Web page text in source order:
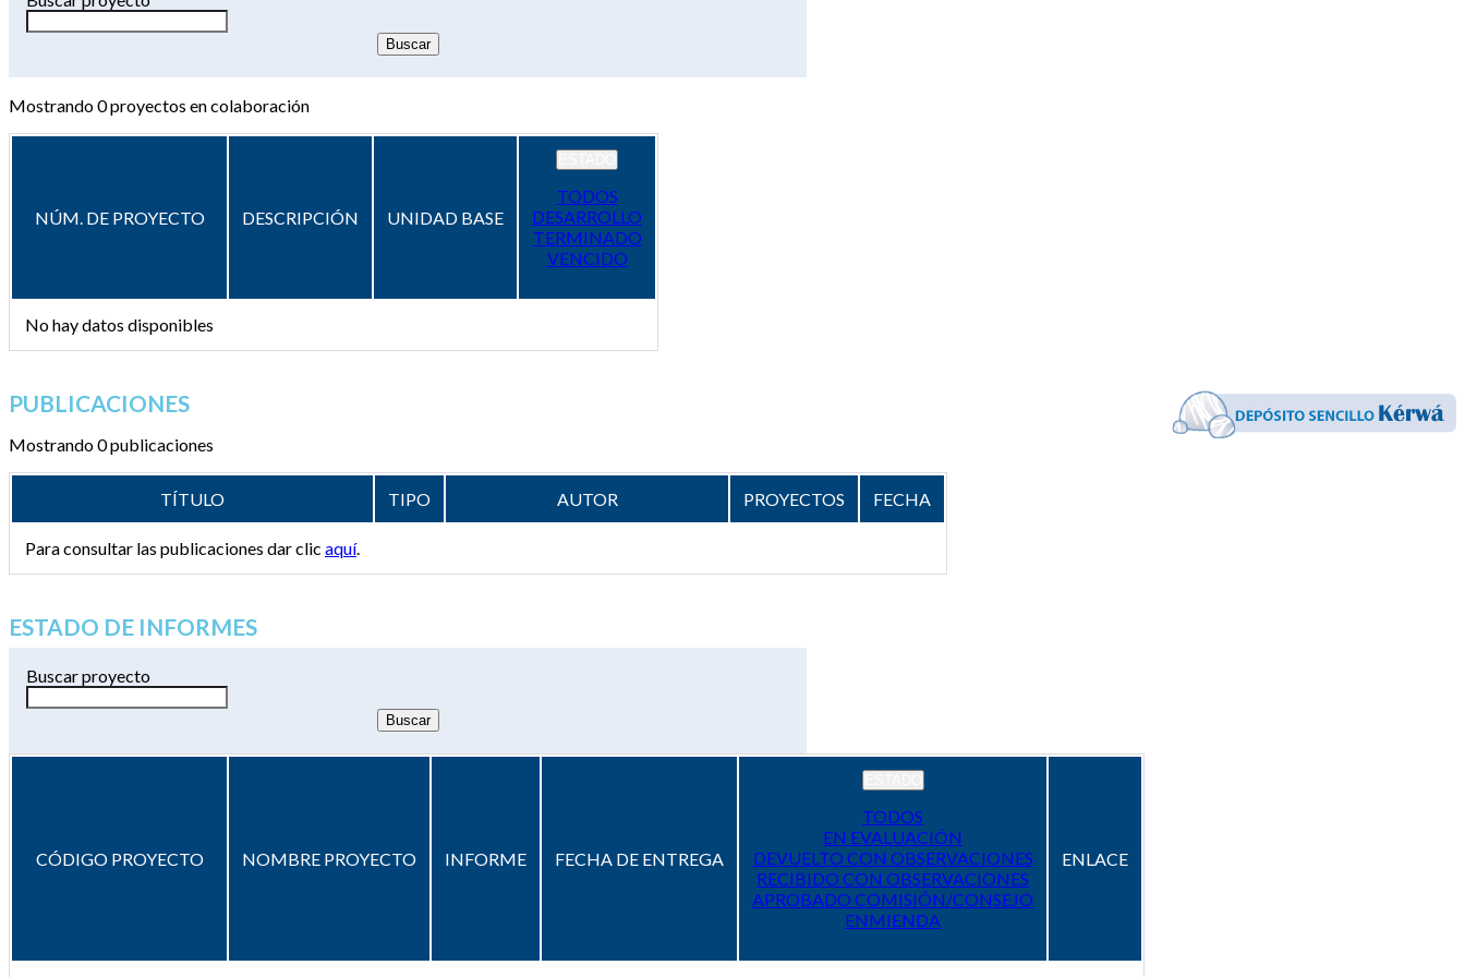
Mostrando0proyectos en colaboración
NÚM. DE PROYECTO DESCRIPCIÓN UNIDAD BASE
TODOS
DESARROLLO
TERMINADO
VENCIDO
No hay datos disponibles
PUBLICACIONES
Mostrando 0 publicaciones
TÍTULO TIPO AUTOR PROYECTOS FECHA
Para consultar las publicaciones dar clic aquí.
ESTADO DE INFORMES
Buscar proyecto
CÓDIGO PROYECTO NOMBRE PROYECTO INFORME FECHA DE ENTREGA
TODOS
EN EVALUACIÓN
DEVUELTO CON OBSERVACIONES
RECIBIDO CON OBSERVACIONES
APROBADO COMISIÓN/CONSEJO
ENMIENDA
ENLACE